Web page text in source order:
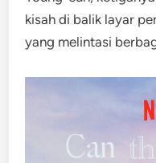
kisah di balik layar
yang melintasi